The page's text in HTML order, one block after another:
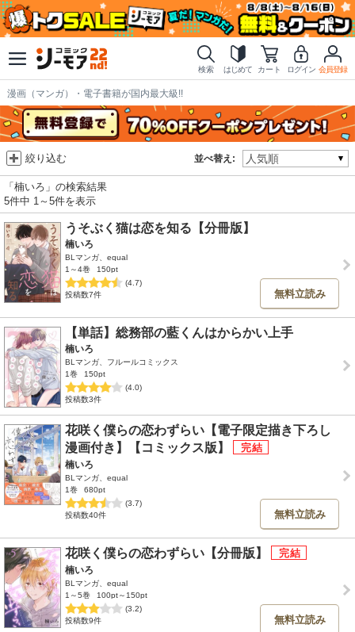
検索 はじめて カート ログイン 会員登録
漫画（マンガ）・電子書籍が国内最大級!!
並べ替え:
絞り込む
「楠いろ」の検索結果
5件中 1～5件を表示
うそぶく猫は恋を知る【分冊版】
楠いろ
BLマンガ、equal
1～4巻
150pt
(4.7)
投稿数7件
無料立読み
【単話】総務部の藍くんはからかい上手
楠いろ
BLマンガ、フルールコミックス
1巻
150pt
(4.0)
投稿数3件
花咲く僕らの恋わずらい【電子限定描き下ろし
漫画付き】【コミックス版】
楠いろ
BLマンガ、equal
1巻
680pt
(3.7)
投稿数40件
無料立読み
花咲く僕らの恋わずらい【分冊版】
楠いろ
BLマンガ、equal
1～5巻
100pt～150pt
(3.2)
投稿数9件
無料立読み